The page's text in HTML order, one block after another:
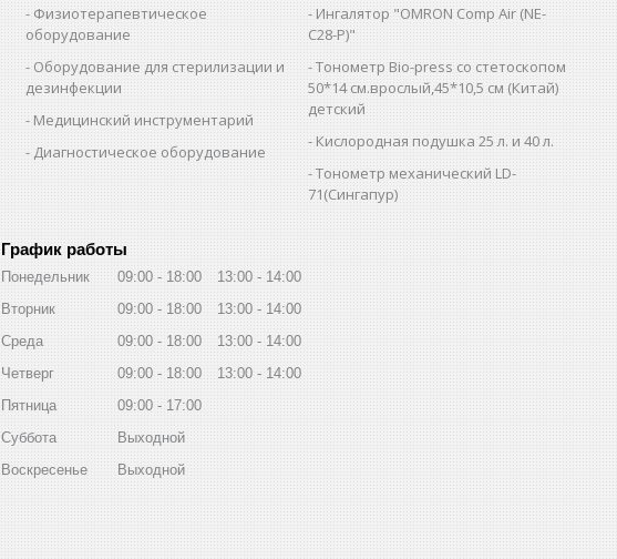
Физиотерапевтическое
оборудование
Оборудование для стерилизации и
дезинфекции
Медицинский инструментарий
Диагностическое оборудование
Ингалятор "OMRON Comp Air (NE-
C28-Р)"
Тонометр Bio-press со стетоскопом
50*14 см.врослый,45*10,5 см (Китай)
детский
Кислородная подушка 25 л. и 40 л.
Тонометр механический LD-
71(Сингапур)
График работы
Понедельник 09:00 18:00 13:00
14:00
Вторник
09:00 18:00 13:00
14:00
Среда
09:00 18:00 13:00
14:00
Четверг
09:00 18:00 13:00
14:00
Пятница
09:00
17:00
Суббота
Выходной
Воскресенье
Выходной